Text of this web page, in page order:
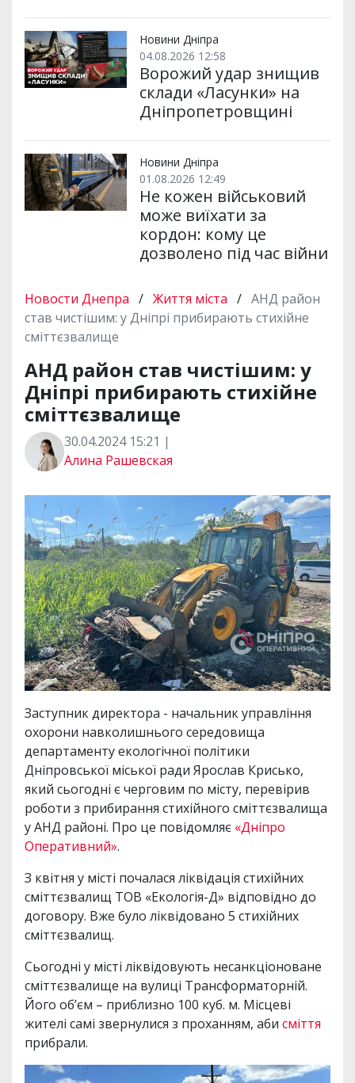
Новини Дніпра
04.08.2026 12:58
Ворожий удар знищив
склади «Ласунки» на
Дніпропетровщині
Новини Дніпра
01.08.2026 12:49
Не кожен військовий
може виїхати за
кордон: кому це
дозволено під час війни
Новости Днепра / Життя міста / АНД район
став чистішим: у Дніпрі прибирають стихійне
сміттєзвалище
АНД район став чистішим: у
Дніпрі прибирають стихійне
сміттєзвалище
30.04.2024 15:21 |
Алина Рашевская
Заступник директора - начальник управління
охорони навколишнього середовища
департаменту екологічної політики
Дніпровської міської ради Ярослав Крисько,
який сьогодні є черговим по місту, перевірив
роботи з прибирання стихійного сміттєзвалища
у АНД районі. Про це повідомляє «Дніпро
Оперативний».
З квітня у місті почалася ліквідація стихійних
сміттєзвалищ ТОВ «Екологія-Д» відповідно до
договору. Вже було ліквідовано 5 стихійних
сміттєзвалищ.
Сьогодні у місті ліквідовують несанкціоноване
сміттєзвалище на вулиці Трансформаторній.
Його об’єм – приблизно 100 куб. м. Місцеві
жителі самі звернулися з проханням, аби сміття
прибрали.